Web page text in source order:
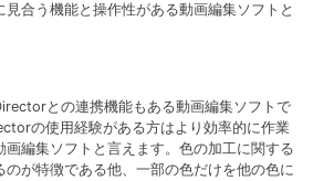
合う機能と操作性がある動画編集ソフトと
との連携機能もある動画編集ソフトで
の使用経験がある方はより効率的に作業
画編集ソフトと言えます。色の加工に関する
が特徴である他、一部の色だけを他の色に